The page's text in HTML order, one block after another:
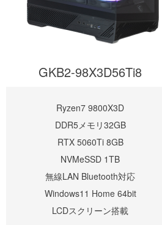
GKB2-98X3D56Ti8
Ryzen7 9800X3D
DDR5メモリ32GB
RTX 5060Ti 8GB
NVMeSSD 1TB
無線LAN Bluetooth対応
Windows11 Home 64bit
LCDスクリーン搭載